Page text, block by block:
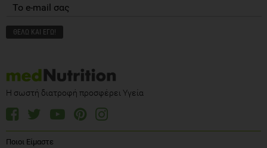
Η σωστή διατροφή προσφέρει Υγεία
Ποιοι Είμαστε